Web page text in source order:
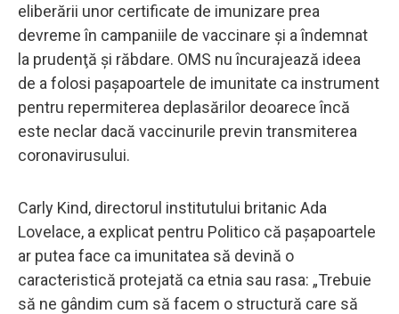
eliberării unor certificate de imunizare prea
devreme în campaniile de vaccinare şi a îndemnat
la prudenţă şi răbdare. OMS nu încurajează ideea
de a folosi paşapoartele de imunitate ca instrument
pentru repermiterea deplasărilor deoarece încă
este neclar dacă vaccinurile previn transmiterea
coronavirusului.
Carly Kind, directorul institutului britanic Ada
Lovelace, a explicat pentru Politico că paşapoartele
ar putea face ca imunitatea să devină o
caracteristică protejată ca etnia sau rasa: „Trebuie
să ne gândim cum să facem o structură care să